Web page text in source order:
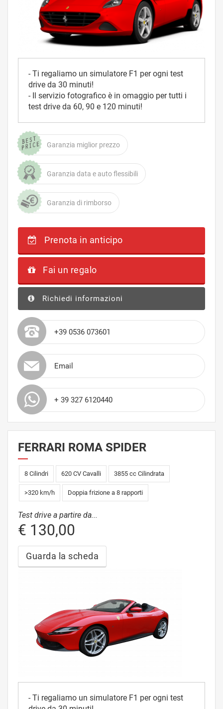
- Ti regaliamo un simulatore F1 per ogni test
drive da 30 minuti!
- Il servizio fotografico è in omaggio per tutti i
test drive da 60, 90 e 120 minuti!
Garanzia miglior prezzo
Garanzia data e auto flessibili
Garanzia di rimborso
Prenota in anticipo
Fai un regalo
Richiedi informazioni
+39 0536 073601
Email
+ 39 327 6120440
FERRARI ROMA SPIDER
8 Cilindri 620 CV Cavalli 3855 cc Cilindrata
>320 km/h Doppia frizione a 8 rapporti
Test drive a partire da...
€ 130,00
Guarda la scheda
- Ti regaliamo un simulatore F1 per ogni test